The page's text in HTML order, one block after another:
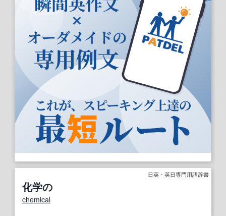
日英・英日専門用語辞書
化学の
chemical